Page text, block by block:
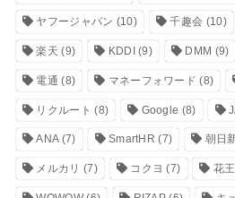
ヤフージャパン (10) 千趣会 (10)
楽天 (9) KDDI (9) DMM (9)
電通 (8) マネーフォワード (8)
リクルート (8) Google (8)
ANA(7) SmartHR (7) 朝日
メルカリ (7) コクヨ (7) 花王